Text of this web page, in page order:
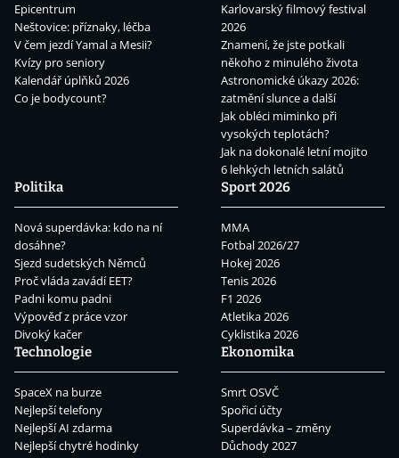
Epicentrum
Neštovice: příznaky, léčba
V čem jezdí Yamal a Mesii?
Kvízy pro seniory
Kalendář úplňků 2026
Co je bodycount?
Karlovarský filmový festival
2026
Znamení, že jste potkali
někoho z minulého života
Astronomické úkazy 2026:
zatmění slunce a další
Jak obléci miminko při
vysokých teplotách?
Jak na dokonalé letní mojito
6 lehkých letních salátů
Politika
Nová superdávka: kdo na ní
dosáhne?
Sjezd sudetských Němců
Proč vláda zavádí EET?
Padni komu padni
Výpověď z práce vzor
Divoký kačer
Sport 2026
MMA
Fotbal 2026/27
Hokej 2026
Tenis 2026
F1 2026
Atletika 2026
Cyklistika 2026
Technologie
SpaceX na burze
Nejlepší telefony
Nejlepší AI zdarma
Nejlepší chytré hodinky
Ekonomika
Smrt OSVČ
Spořicí účty
Superdávka – změny
Důchody 2027